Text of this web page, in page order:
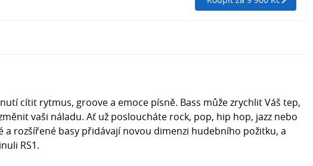
cítit rytmus, groove a emoce písně. Bass může zrychlit Váš tep,
vaši náladu. Ať už posloucháte rock, pop, hip hop, jazz nebo
a rozšířené basy přidávají novou dimenzi hudebního požitku, a
RS1.